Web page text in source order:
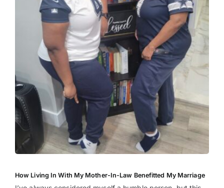
How Living In With My Mother-In-Law Benefitted My Marriage